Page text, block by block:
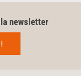
newsletter